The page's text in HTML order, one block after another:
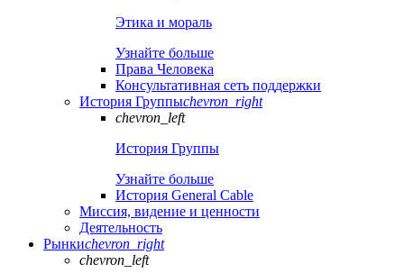
Этика и мораль
Узнайте больше
Права Человека
Консультативная сеть поддержки
История Группыchevron_right
chevron_left
История Группы
Узнайте больше
История General Cable
Миссия, видение и ценности
Деятельность
Рынкиchevron_right
chevron_left